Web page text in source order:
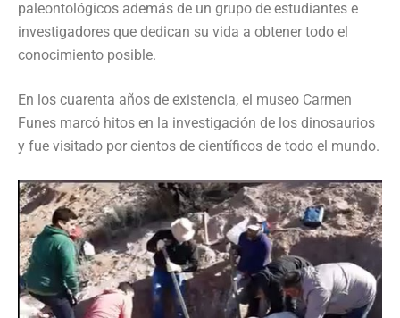
paleontológicos además de un grupo de estudiantes e
investigadores que dedican su vida a obtener todo el
conocimiento posible.
En los cuarenta años de existencia, el museo Carmen
Funes marcó hitos en la investigación de los dinosaurios
y fue visitado por cientos de científicos de todo el mundo.